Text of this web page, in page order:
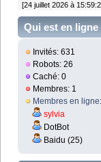
[24 juillet 2026 à
Qui est en ligne
Invités: 631
Robots: 26
Caché: 0
Membres: 1
Membres en ligne:
sylvia
DotBot
Baidu (25)